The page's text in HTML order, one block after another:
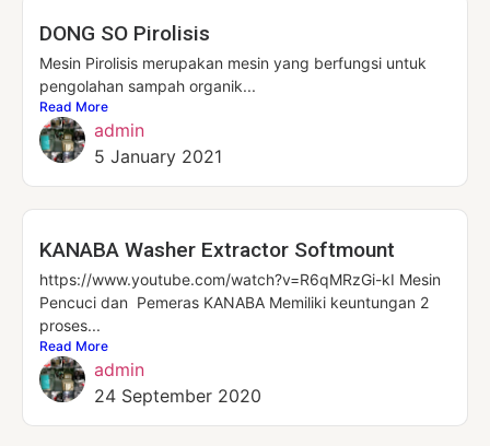
DONG SO Pirolisis
Mesin Pirolisis merupakan mesin yang berfungsi untuk
pengolahan sampah organik...
Read More
admin
5 January 2021
KANABA Washer Extractor Softmount
https://www.youtube.com/watch?v=R6qMRzGi-kI Mesin
Pencuci dan Pemeras KANABA Memiliki keuntungan 2
proses...
Read More
admin
24 September 2020